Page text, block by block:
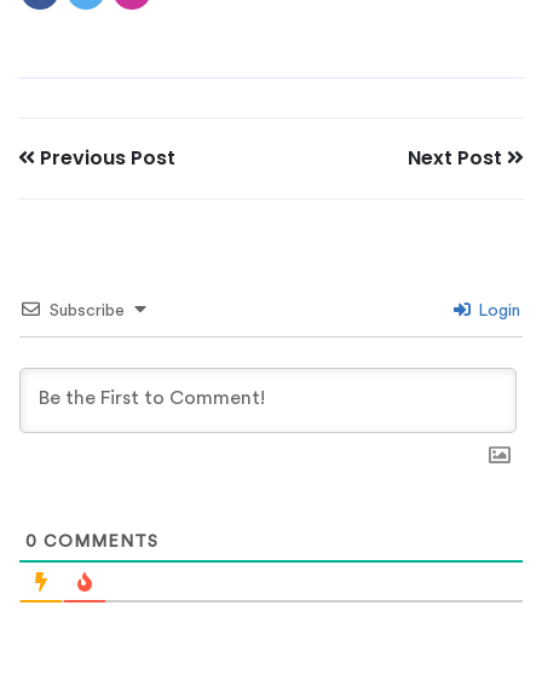
Previous Post Next Post
Subscribe Login
0 COMMENTS